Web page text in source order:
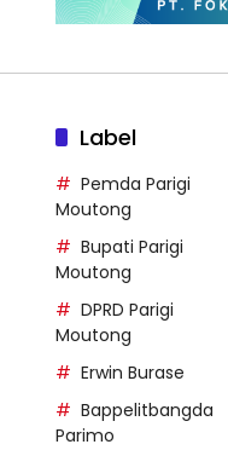
Label
Pemda Parigi
Moutong
Bupati Parigi
Moutong
DPRD Parigi
Moutong
Erwin Burase
Bappelitbangda
Parimo